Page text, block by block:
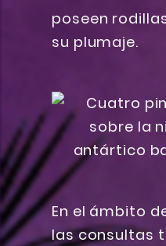
poseen
su plumaje.
En el ámbito
las consultas